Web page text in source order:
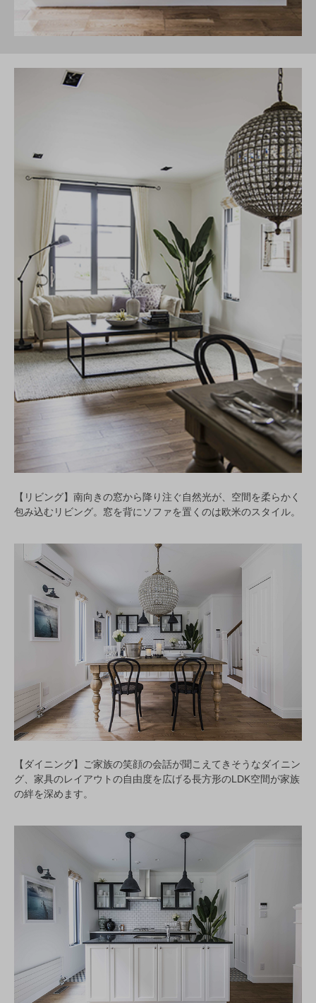
【リビング】南向きの窓から降り注ぐ自然光が、空間を柔らかく
包み込むリビング。窓を背にソファを置くのは欧米のスタイル。
【ダイニング】ご家族の笑顔の会話が聞こえてきそうなダイニン
グ、家具のレイアウトの自由度を広げる長方形のLDK空間が家族
の絆を深めます。